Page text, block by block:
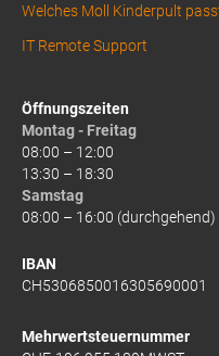
Welches Moll Kinderpult
IT Remote Support
Öffnungszeiten
Montag - Freitag
08:00 – 12:00
13:30 – 18:30
Samstag
08:00 – 16:00 (durchgehend)
IBAN
CH5306850016305690001
Mehrwertsteuernummer